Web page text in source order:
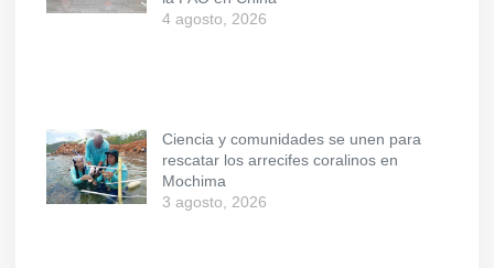
4 agosto, 2026
Ciencia y comunidades se unen para
rescatar los arrecifes coralinos en
Mochima
3 agosto, 2026